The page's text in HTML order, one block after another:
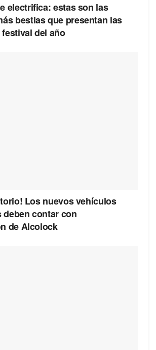
electrifica: estas son las
bestias que presentan las
del año
Los nuevos vehículos
contar con
de Alcolock